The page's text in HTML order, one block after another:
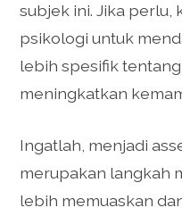
subjek ini. Jika perlu,
psikologi untuk
lebih spesifik
meningkatkan
Ingatlah, menjadi
merupakan langkah
lebih memuaskan